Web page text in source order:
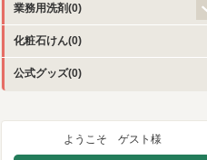
業務用洗剤(0)
化粧石けん(0)
公式グッズ(0)
ようこそ ゲスト様